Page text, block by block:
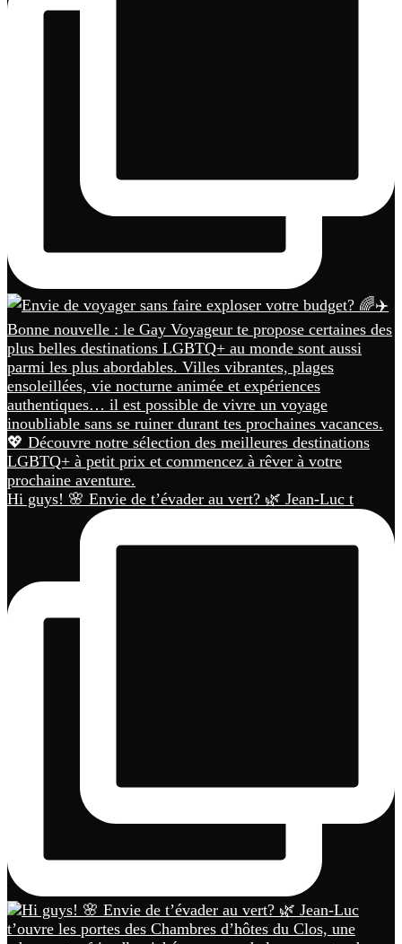
Hi guys! 🌸 Envie de t’évader au vert? 🌿 Jean-Luc t